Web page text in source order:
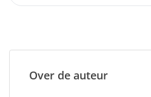
Over de auteur